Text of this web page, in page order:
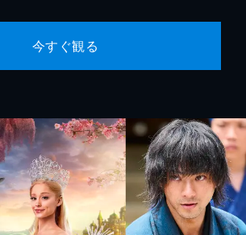
今すぐ観る